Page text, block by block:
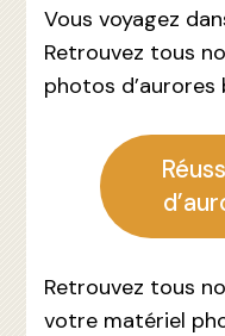
Vous voyagez
Retrouvez tous
photos d’aurores
Retrouvez tous
votre matériel